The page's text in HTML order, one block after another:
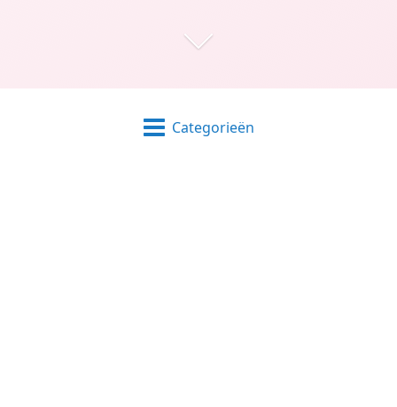
Categorieën